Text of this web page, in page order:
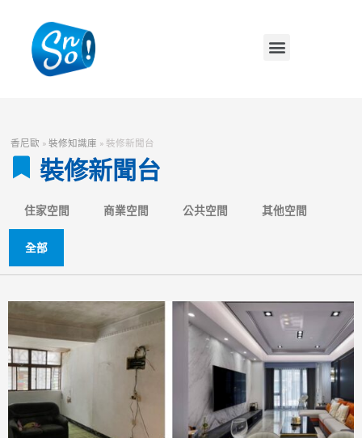
香尼歐 »裝修知識庫 » 裝修新聞台
裝修新聞台
住家空間 商業空間 公共空間 其他空間
全部